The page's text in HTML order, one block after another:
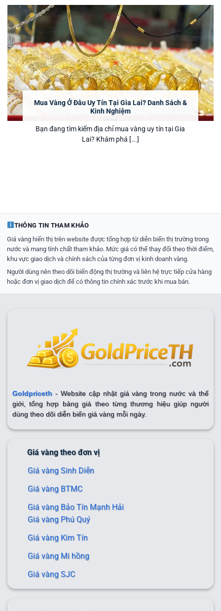
Mua Vàng Ở Đâu Uy Tín Tại Gia Lai? Danh Sách &
Kinh Nghiệm
Bạn đang tìm kiếm địa chỉ mua vàng uy tín tại Gia
Lai? Khám phá [...]
THÔNG TIN THAM KHẢO
Giá vàng hiển thị trên website được tổng hợp từ diễn biến thị trường trong
nước và mang tính chất tham khảo. Mức giá có thể thay đổi theo thời điểm,
khu vực giao dịch và chính sách của từng đơn vị kinh doanh vàng.
Người dùng nên theo dõi biến động thị trường và liên hệ trực tiếp cửa hàng
hoặc đơn vị giao dịch để có thông tin chính xác trước khi mua bán.
Goldpriceth- Website cập nhật giá vàng trong nước và thế
giới, tổng hợp bảng giá theo từng thương hiệu giúp người
dùng theo dõi diễn biến giá vàng mỗi ngày.
Giá vàng theo đơn vị
Giá vàng Sinh Diễn
Giá vàng BTMC
Giá vàng Bảo Tín Mạnh Hải
Giá vàng Phú Quý
Giá vàng Kim Tín
Giá vàng Mi hồng
Giá vàng SJC